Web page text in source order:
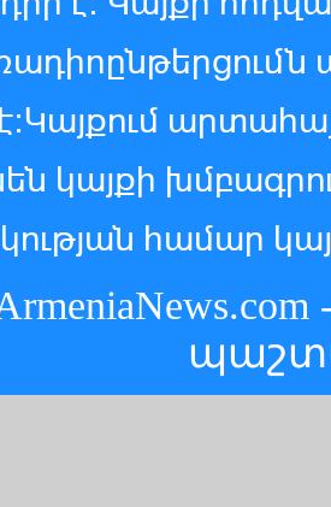
է:Կայքում
կայքի
համար